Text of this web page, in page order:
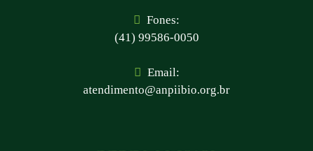
Fones:
(41) 99586-0050
Email:
atendimento@anpiibio.org.br